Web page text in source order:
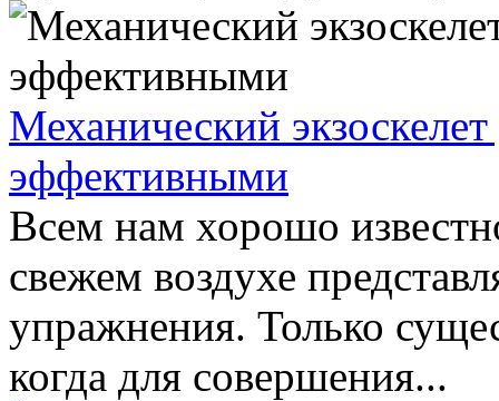
Механический
эффективными
Всем нам хорошо
свежем воздухе
упражнения. Только
когда для совершения...